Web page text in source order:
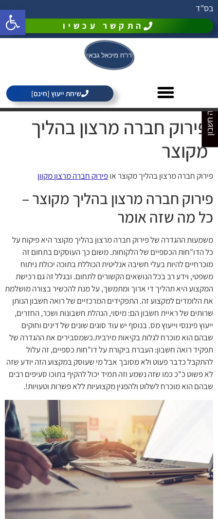
פתח
בס"ד
התקשר עכשיו
שיחת ייעוץ [חינם]
פירוק חברה מרצון בהליך
מקוצר
פירוק חברה מרצון בהליך מקוצר אופירוק חברה מרצון מקוון
פירוק חברה מרצון בהליך מקוצר –
כל מה שזה אומר
משמעות ההגדרה של פירוק חברה מרצון בהליך מקוצר היא פיקוח על
כל הדו"חות הכספיים של הלקוחות. משום כך העוסקים בתחום זה
מוכרחיים להיות בעלי חשיבה אנליטית הכוללת בתוכה יכולת ניתוח
משפטי, וידע רב בכל הנושאים הקשורים לתחום. ובגלל זה גם רכישת
המקצוע היא תהליך די ארוך ומתמשך, על מנת להכשיר בצורה מושלמת
את הלומדים למקצוע זה. התפקידים המרכזיים של רואה חשבון הנותן
שרותים של ראיית חשבון הם: מיסוי, הנהלת חשבונות ושכר, החזרים,
ייעוץ פיננסי וייעוץ מס. בנוסף יש עוד סוגים שונים של דינים וחוקים
שבהם הוא מוכרח לגלות בקיאות מירבית.כשמסבירים את ההגדרה של
תפקיד רואה חשבון: העברת ביקורת על דו"חות כספיים, זה עלול
להתקבל כדבר פעוט ולא מסובך אבל מי שעוסק במקצוע הזה יודע שזה
לא פשוט כ"כ כמו שזה נשמע וזה תמיד יכול להקיף בתוכו סעיפים רבים
שבהם הוא מוכרח לשלוט ולהפגין מקצועיות ללא פשרות וטעויות!.
מחירון רואה חשבון